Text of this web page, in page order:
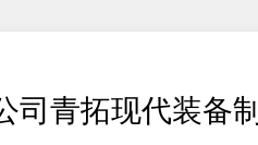
司青拓现代装备